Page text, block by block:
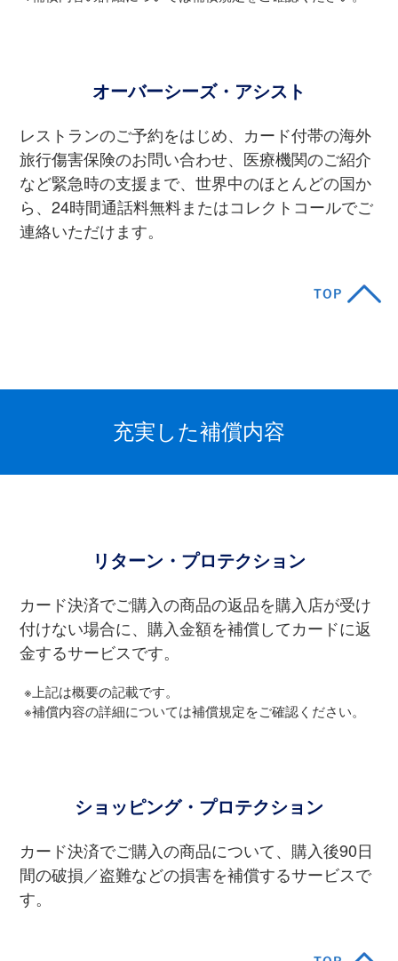
オーバーシーズ・アシスト
レストランのご予約をはじめ、カード付帯の海外
旅⾏傷害保険のお問い合わせ、医療機関のご紹介
など緊急時の⽀援まで、世界中のほとんどの国か
ら、24時間通話料無料またはコレクトコールでご
連絡いただけます。
充実した補償内容
リターン・プロテクション
カード決済でご購⼊の商品の返品を購⼊店が受け
付けない場合に、購⼊⾦額を補償してカードに返
⾦するサービスです。
※上記は概要の記載です。
※補償内容の詳細については補償規定をご確認ください。
ショッピング・プロテクション
カード決済でご購⼊の商品について、購⼊後90⽇
間の破損／盗難などの損害を補償するサービスで
す。